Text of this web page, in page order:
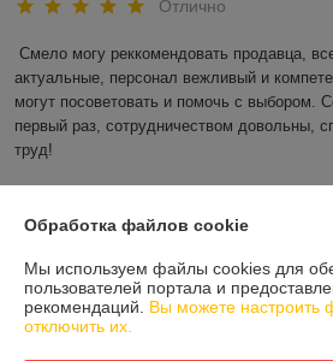
Отлично
Смело могу реккомендовать продавца,
актуальные, персонал вежливый и
могут посоветовать и помочь с выбором.
первый раз, сотрудничеством довольны,
труд!
О нас
Контакты
Обработка файлов cookie
Мы используем файлы cookies для
пользователей портала и
рекомендаций. Вы можете настроить
отключить их.